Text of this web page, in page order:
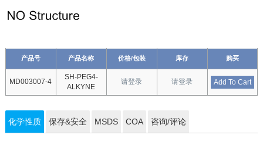
产品号 产品名称 价格/包装 库存 购买
MD003007-4
SH-PEG4-
ALKYNE
请登录 请登录 Add To Cart
化学性质 保存&安全 MSDS COA 咨询/评论